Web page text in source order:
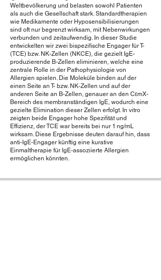
Weltbevölkerung und belasten sowohl Patienten
als auch die Gesellschaft stark. Standardtherapien
wie Medikamente oder Hyposensibilisierungen
sind oft nur begrenzt wirksam, mit Nebenwirkungen
verbunden und zeitaufwendig. In dieser Studie
entwickelten wir zwei bispezifische Engager für T-
(TCE) bzw. NK-Zellen (NKCE), die gezielt IgE-
produzierende B-Zellen eliminieren, welche eine
zentrale Rolle in der Pathophysiologie von
Allergien spielen. Die Moleküle binden auf der
einen Seite an T- bzw. NK-Zellen und auf der
anderen Seite an B-Zellen, genauer an den CεmX-
Bereich des membranständigen IgE, wodurch eine
gezielte Elimination dieser Zellen erfolgt. In vitro
zeigten beide Engager hohe Spezifität und
Effizienz, der TCE war bereits bei nur 1 ng/mL
wirksam. Diese Ergebnisse deuten darauf hin, dass
anti-IgE-Engager künftig eine kurative
Einmaltherapie für IgE-assoziierte Allergien
ermöglichen könnten.